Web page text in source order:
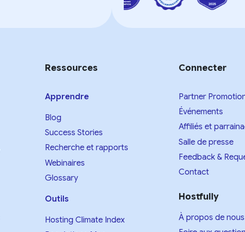
Ressources
Apprendre
Blog
Success Stories
Recherche et rapports
Webinaires
Glossary
Outils
Hosting Climate Index
Connecter
Partner
Événements
Affiliés et
Salle de presse
Feedback &
Contact
Hostfully
À propos de nous